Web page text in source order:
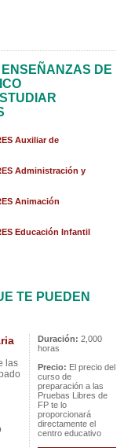
DE
Auxiliar de
Administración y
Animación
Educación Infantil
TE PUEDEN
las
Duración: 2,000
horas
Precio: El precio del
curso de
preparación a las
Pruebas Libres de
FP te lo
proporcionará
directamente el
centro educativo